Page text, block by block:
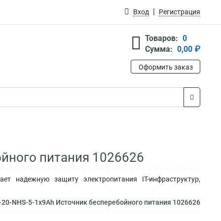
Вход Регистрация
Товаров: 0
Сумма: 0,00 ₽
Оформить заказ
питания 1026626
надежную защиту электропитания IT-инфраструктур,
NHS-5-1x9Ah Источник бесперебойного питания 1026626